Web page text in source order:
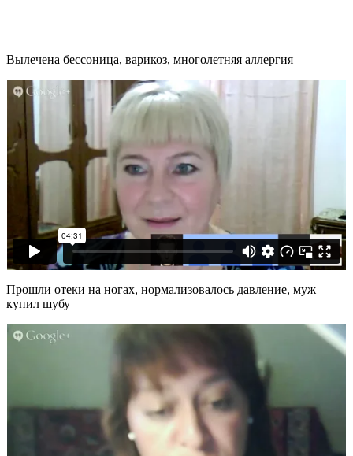
Вылечена бессоница, варикоз, многолетняя аллергия
Прошли отеки на ногах, нормализовалось давление, муж
купил шубу